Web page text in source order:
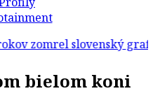
zomrel slovenský grafik a
bielom koni